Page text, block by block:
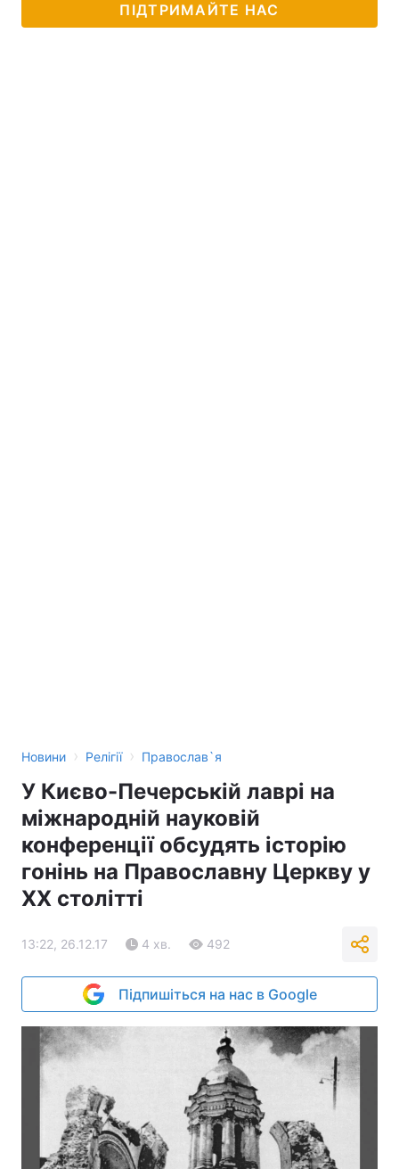
ПІДТРИМАЙТЕ НАС
Новини › Релігії › Православ`я
У Києво-Печерській лаврі на
міжнародній науковій
конференції обсудять історію
гонінь на Православну Церкву у
ХХ столітті
13:22, 26.12.17 4 хв. 492
Підпишіться на нас в Google